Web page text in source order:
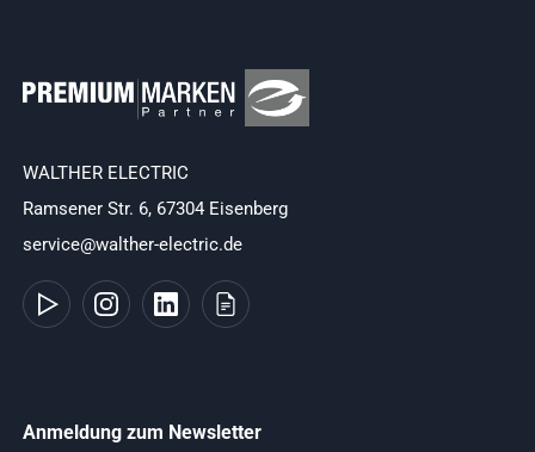
WALTHER ELECTRIC
Ramsener Str. 6, 67304 Eisenberg
service@walther-electric.de
Anmeldung zum Newsletter